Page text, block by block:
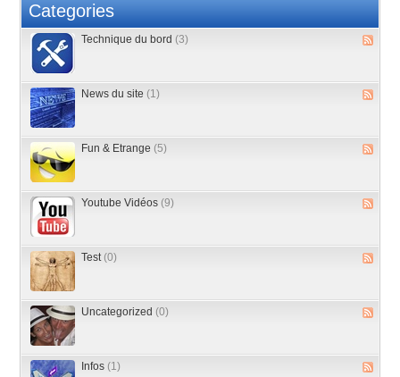
Categories
Technique du bord (3)
News du site (1)
Fun & Etrange (5)
Youtube Vidéos (9)
Test (0)
Uncategorized (0)
Infos (1)